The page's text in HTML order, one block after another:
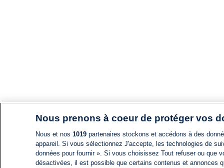
Nous prenons à coeur de protéger vos
Nous et nos 1019partenaires stockons et accédons à des
appareil. Si vous sélectionnez J'accepte, les technologies de
données pour fournir ». Si vous choisissez Tout refuser ou
désactivées, il est possible que certains contenus et annonces